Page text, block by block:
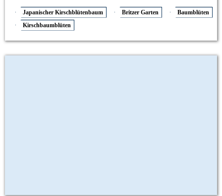
Japanischer Kirschblütenbaum Britzer Garten
Baumblüten
Kirschbaumblüten